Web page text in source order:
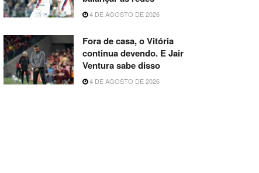
4 DE AGOSTO DE 2026
Fora de casa, o Vitória
continua devendo. E Jair
Ventura sabe disso
4 DE AGOSTO DE 2026